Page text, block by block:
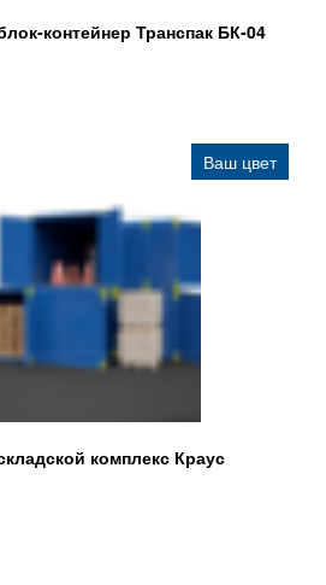
контейнер Транспак БК-04
Ваш цвет
комплекс Краус